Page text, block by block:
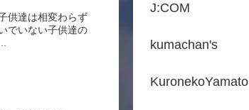
供達は相変わらず
でいない子供達の
J:COM
kumachan's
KuronekoYamato